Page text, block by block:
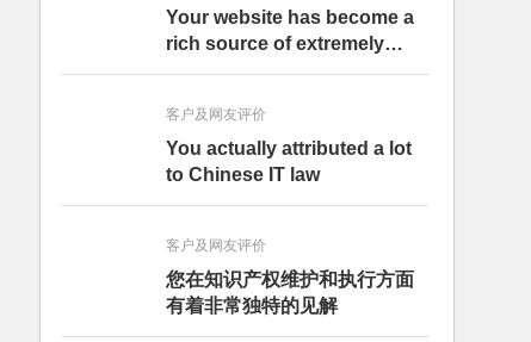
Your website has become a
rich source of extremely
important, literally vital
客户及网友评价
You actually attributed a lot
to Chinese IT law
客户及网友评价
您在知识产权维护和执行方面
有着非常独特的见解